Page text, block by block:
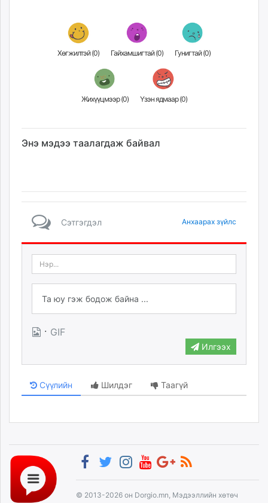
Хөгжилтэй (0) Гайхамшигтай (0) Гунигтай (0)
Жихүүцмээр (0) Үзэн ядмаар (0)
Энэ мэдээ таалагдаж байвал
Сэтгэгдэл Анхаарах зүйлс
· GIF
Илгээх
Сүүлийн Шилдэг Таагүй
© 2013-2026 он Dorgio.mn, Мэдээллийн хөтөч